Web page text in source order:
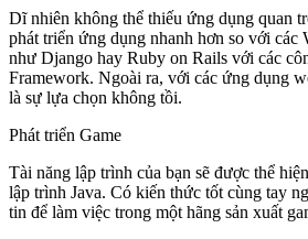
Dĩ nhiên không thể thiếu ứng dụng quan
phát triển ứng dụng nhanh hơn so với các
như Django hay Ruby on Rails với các
Framework. Ngoài ra, với các ứng dụng
là sự lựa chọn không tồi.
Phát triển Game
Tài năng lập trình của bạn sẽ được thể
lập trình Java. Có kiến thức tốt cùng tay
tin để làm việc trong một hãng sản xuất